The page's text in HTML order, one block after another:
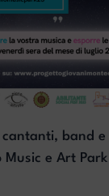
cantanti, band
Music e Art Park